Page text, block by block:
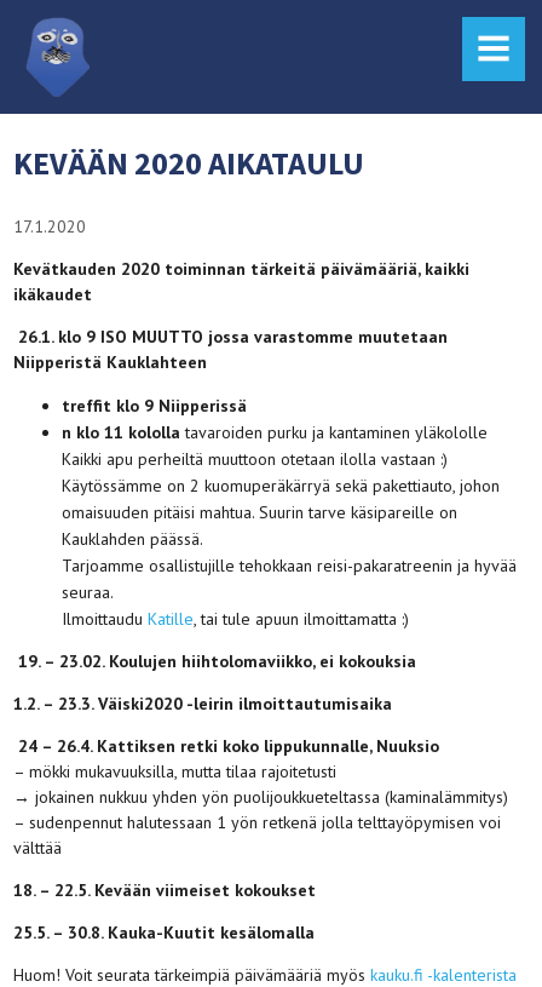
MENU
KEVÄÄN 2020 AIKATAULU
17.1.2020
Kevätkauden 2020 toiminnan tärkeitä päivämääriä, kaikki
ikäkaudet
26.1. klo 9 ISO MUUTTO jossa varastomme muutetaan
Niipperistä Kauklahteen
treffit klo 9 Niipperissä
n klo 11 kololla tavaroiden purku ja kantaminen yläkololle
Kaikki apu perheiltä muuttoon otetaan ilolla vastaan :)
Käytössämme on 2 kuomuperäkärryä sekä pakettiauto, johon
omaisuuden pitäisi mahtua. Suurin tarve käsipareille on
Kauklahden päässä.
Tarjoamme osallistujille tehokkaan reisi-pakaratreenin ja hyvää
seuraa.
IlmoittauduKatille , tai tule apuun ilmoittamatta :)
19. – 23.02. Koulujen hiihtolomaviikko, ei kokouksia
1.2. – 23.3. Väiski2020 -leirin ilmoittautumisaika
24 – 26.4. Kattiksen retki koko lippukunnalle, Nuuksio
– mökki mukavuuksilla, mutta tilaa rajoitetusti
→ jokainen nukkuu yhden yön puolijoukkueteltassa (kaminalämmitys)
– sudenpennut halutessaan 1 yön retkenä jolla telttayöpymisen voi
välttää
18. – 22.5. Kevään viimeiset kokoukset
25.5. – 30.8. Kauka-Kuutit kesälomalla
Huom! Voit seurata tärkeimpiä päivämääriä myöskauku.fi -kalenterista